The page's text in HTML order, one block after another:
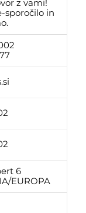
z vami!
sporočilo in
6
EUROPA